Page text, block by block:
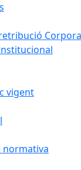
vigent
normativa